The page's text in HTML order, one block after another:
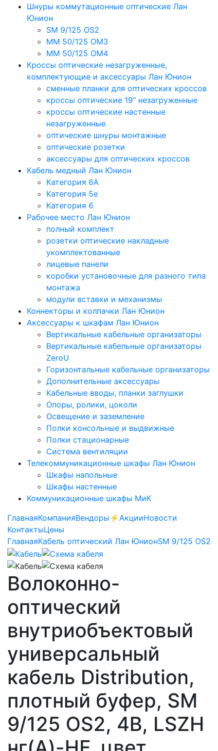
Шнуры коммутационные оптические Лан
Юнион
SM 9/125 OS2
MM 50/125 OM3
MM 50/125 OM4
Кроссы оптические незагруженные,
комплектующие и аксессуары Лан Юнион
сменные планки для оптических кроссов
кроссы оптические 19" незагруженные
кроссы оптические настенные
незагруженные
оптические шнуры монтажные
оптические розетки
аксессуары для оптических кроссов
Кабель медный Лан Юнион
Категория 6A
Категория 5e
Категория 6
Рабочее место Лан Юнион
полный комплект
розетки оптические накладные
укомплектованные
лицевые панели
коробки установочные для разного типа
монтажа
модули вставки и механизмы
Коннекторы и колпачки Лан Юнион
Аксессуары к шкафам Лан Юнион
Вертикальные кабельные организаторы
Вертикальные кабельные организаторы
ZeroU
Горизонтальные кабельные организаторы
Дополнительные аксессуары
Кабельные вводы, планки заглушки
Опоры, ролики, цоколи
Освещение и заземление
Полки консольные и выдвижные
Полки стационарные
Система вентиляции
Телекоммуникационные шкафы Лан Юнион
Шкафы напольные
Шкафы настенные
Коммуникационные шкафы МиК
ГлавнаяКомпанияВендоры ⚡️АкцииНовости
КонтактыЦены
ГлавнаяКабель оптический Лан ЮнионSM 9/125 OS2
Волоконно-
оптический
внутриобъектовый
универсальный
кабель Distribution,
плотный буфер, SM
9/125 OS2, 4В, LSZH